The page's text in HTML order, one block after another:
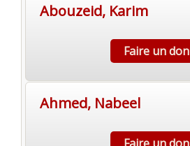
Abouzeid, Karim
Faire un don
Ahmed, Nabeel